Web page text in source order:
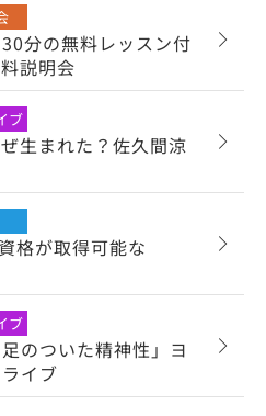
分の無料レッスン付
説明会
ブ
生まれた？佐久間涼
格が取得可能な
ブ
のついた精神性」ヨ
イブ